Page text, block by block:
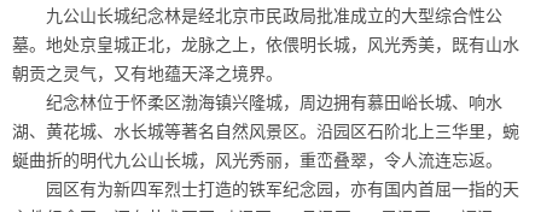
九公山长城纪念林是经北京市民政局批准成立的大型综合性公
墓。地处京皇城正北，龙脉之上，依偎明长城，风光秀美，既有山水
朝贡之灵气，又有地蕴天泽之境界。
纪念林位于怀柔区渤海镇兴隆城，周边拥有慕田峪长城、响水
湖、黄花城、水长城等著名自然风景区。沿园区石阶北上三华里，蜿
蜒曲折的明代九公山长城，风光秀丽，重峦叠翠，令人流连忘返。
园区有为新四军烈士打造的铁军纪念园，亦有国内首屈一指的天